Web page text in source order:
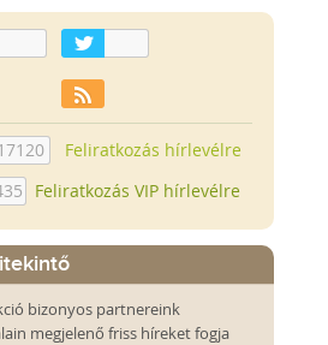
Feliratkozás hírlevélre
Feliratkozás VIP hírlevélre
bizonyos partnereink
megjelenő friss híreket fogja